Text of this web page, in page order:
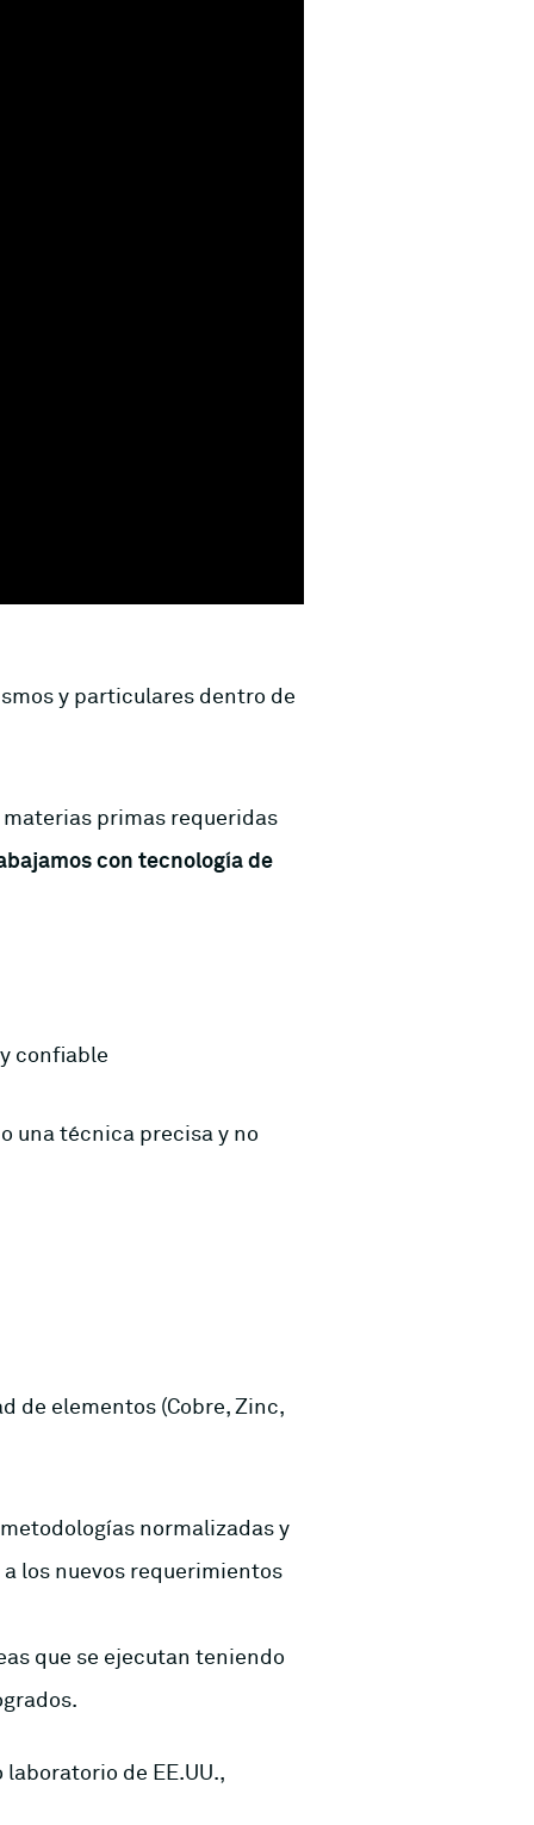
y particulares dentro de
primas requeridas
con tecnología de
confiable
una técnica precisa y no
de elementos (Cobre, Zinc,
normalizadas y
los nuevos requerimientos
que se ejecutan teniendo
de EE.UU.,